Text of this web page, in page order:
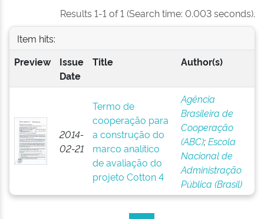
Results 1-1 of 1 (Search time: 0.003 seconds).
Item hits:
Preview
Issue
Date
Title Author(s)
2014-
02-21
Termo de
cooperação para
a construção do
marco analítico
de avaliação do
projeto Cotton 4
Agência
Brasileira de
Cooperação
(ABC);Escola
Nacional de
Administração
Pública (Brasil)